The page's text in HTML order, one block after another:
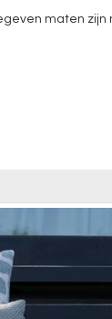
maten